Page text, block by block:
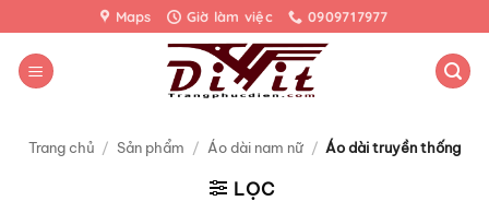
qua
nội
dung
Maps Giờ làm việc 0909717977
Trang chủ / Sản phẩm / Áo dài nam nữ / Áo dài truyền thống
LỌC